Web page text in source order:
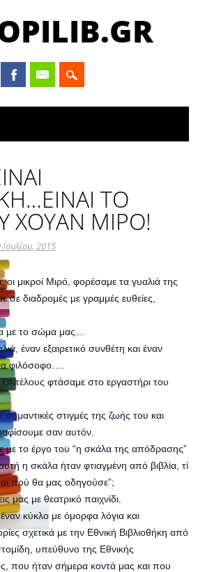
ΤΟ
ΧΟΥΑΝ ΜΙΡΟ!
Ιουλίου, 2015
οι μικροί Μιρό, φορέσαμε τα γυαλιά της
σε διαδρομές με γραμμές ευθείες,
με το σώμα μας…
έναν εξαιρετικό συνθέτη και έναν
φιλόσοφο….
φτάσαμε στο εργαστήρι του
στιγμές της ζωής του και
σαν αυτόν.
με το έργο του “η σκάλα της απόδρασης”
η σκάλα ήταν φτιαγμένη από βιβλία, τί
πού θα μας οδηγούσε”;
μας με θεατρικό παιχνίδι.
κύκλο με όμορφα λόγια και
σχετικά με την Εθνική Βιβλιοθήκη από
υπεύθυνο της Εθνικής
που ήταν σήμερα κοντά μας και που